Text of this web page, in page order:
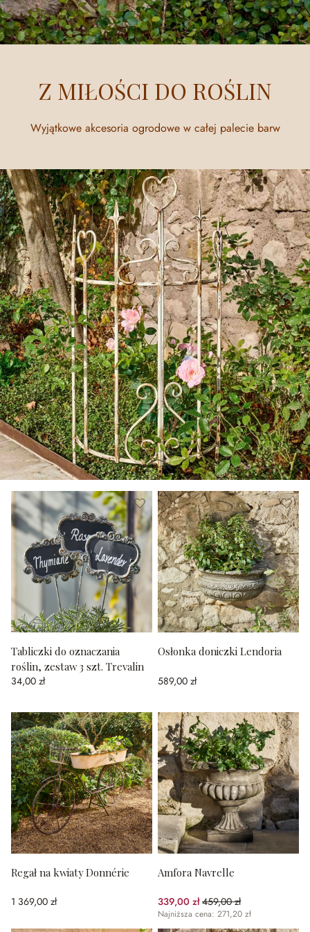
Z MIŁOŚCI DO ROŚLIN
Wyjątkowe akcesoria ogrodowe w całej palecie barw
Tabliczki do oznaczania
roślin, zestaw 3 szt. Trevalin
34,00 zł
Osłonka doniczki Lendoria
589,00 zł
Regał na kwiaty Donnérie
1 369,00 zł
Amfora Navrelle
339,00 zł459,00 zł
(26.14%spared)
Najniższa cena: 271,20 zł